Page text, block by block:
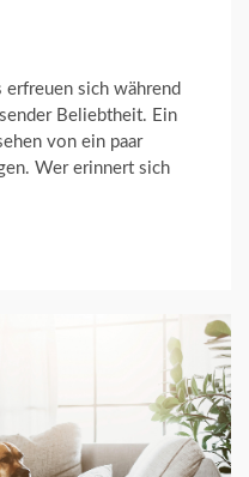
sich während
Beliebtheit. Ein
von ein paar
Wer erinnert sich